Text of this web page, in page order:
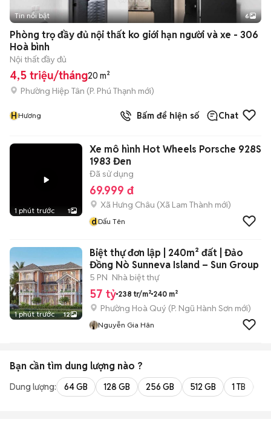
+2
Tin nổi bật 6
Phòng trọ đầy đủ nội thất ko giới hạn người và xe - 306
Hoà bình
Nội thất đầy đủ
4,5 triệu/tháng20 m²
Phường Hiệp Tân (P. Phú Thạnh mới)
HHương Bấm để hiện số Chat
1 phút trước 1
Xe mô hình Hot Wheels Porsche 928S
1983 Đen
Đã sử dụng
69.999 đ
Xã Hưng Châu (Xã Lam Thành mới)
dDấu Tên
1 phút trước 12
Biệt thự đơn lập | 240m² đất | Đảo
Đồng Nò Sunneva Island – Sun Group
5 PN Nhà biệt thự
57 tỷ 238 tr/m² 240 m²
Phường Hoà Quý (P. Ngũ Hành Sơn mới)
Nguyễn Gia Hân
Bạn cần tìm dung lượng nào ?
Dung lượng: 64 GB 128 GB 256 GB 512 GB 1 TB